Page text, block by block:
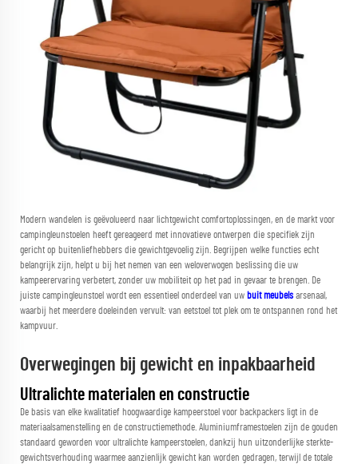
Modern wandelen is geëvolueerd naar lichtgewicht comfortoplossingen, en de markt voor
campingleunstoelen heeft gereageerd met innovatieve ontwerpen die specifiek zijn
gericht op buitenliefhebbers die gewichtgevoelig zijn. Begrijpen welke functies echt
belangrijk zijn, helpt u bij het nemen van een weloverwogen beslissing die uw
kampeerervaring verbetert, zonder uw mobiliteit op het pad in gevaar te brengen. De
juiste campingleunstoel wordt een essentieel onderdeel van uw buit meubels arsenaal,
waarbij het meerdere doeleinden vervult: van eetstoel tot plek om te ontspannen rond het
kampvuur.
Overwegingen bij gewicht en inpakbaarheid
Ultralichte materialen en constructie
De basis van elke kwalitatief hoogwaardige kampeerstoel voor backpackers ligt in de
materiaalsamenstelling en de constructiemethode. Aluminiumframestoelen zijn de gouden
standaard geworden voor ultralichte kampeerstoelen, dankzij hun uitzonderlijke sterkte-
gewichtsverhouding waarmee aanzienlijk gewicht kan worden gedragen, terwijl de totale